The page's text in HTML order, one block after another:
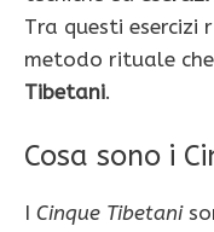
Tra questi esercizi
metodo rituale
Tibetani.
Cosa sono i
I Cinque Tibetani